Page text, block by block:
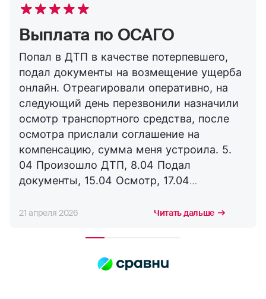
Выплата по ОСАГО
Попал в ДТП в качестве потерпевшего,
подал документы на возмещение ущерба
онлайн. Отреагировали оперативно, на
следующий день перезвонили назначили
осмотр транспортного средства, после
осмотра прислали соглашение на
компенсацию, сумма меня устроила. 5.
04 Произошло ДТП, 8.04 Подал
документы, 15.04 Осмотр, 17.04
сотрудничать с компанией дальше,
21 апреля 2026 Читать дальше